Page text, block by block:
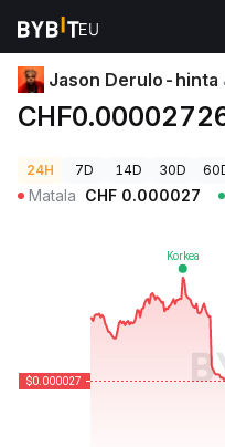
Kryptohinnat Jason Derulo-
Jason Derulo-hinta
24H 7D 14D 30D
Matala CHF 0.000027